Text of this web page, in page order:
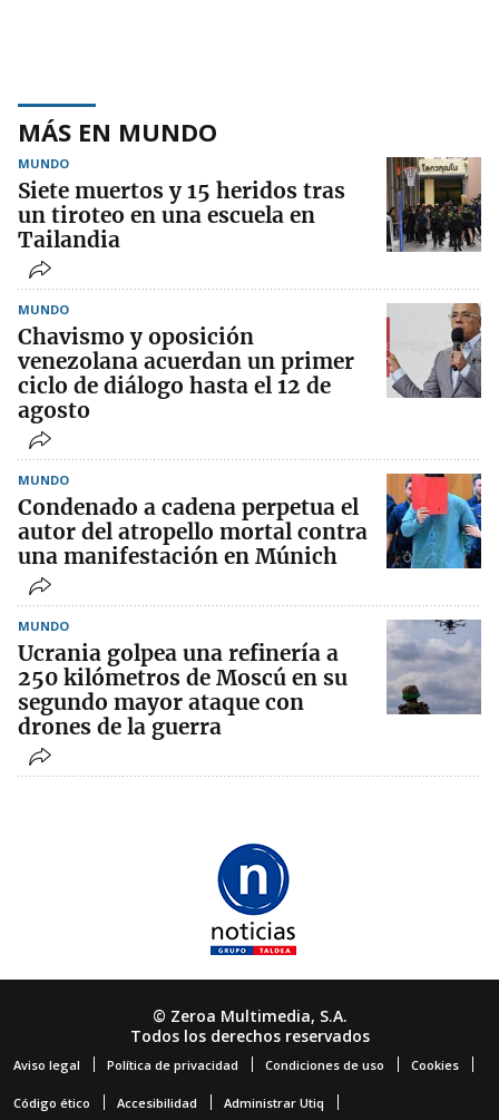
MÁS EN MUNDO
MUNDO
Siete muertos y 15 heridos tras
un tiroteo en una escuela en
Tailandia
MUNDO
Chavismo y oposición
venezolana acuerdan un primer
ciclo de diálogo hasta el 12 de
agosto
MUNDO
Condenado a cadena perpetua el
autor del atropello mortal contra
una manifestación en Múnich
MUNDO
Ucrania golpea una refinería a
250 kilómetros de Moscú en su
segundo mayor ataque con
drones de la guerra
© Zeroa Multimedia, S.A.
Todos los derechos reservados
Aviso legal Política de privacidad Condiciones de uso Cookies
Código ético Accesibilidad Administrar Utiq